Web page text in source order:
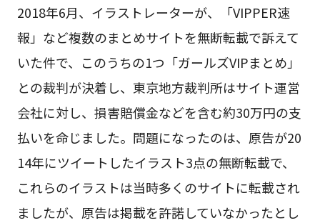
2018年6月、イラストレーターが、「VIPPER速
報」など複数のまとめサイトを無断転載で訴えて
いた件で、このうちの1つ「ガールズVIPまとめ」
との裁判が決着し、東京地方裁判所はサイト運営
会社に対し、損害賠償金などを含む約30万円の支
払いを命じました。問題になったのは、原告が20
14年にツイートしたイラスト3点の無断転載で、
これらのイラストは当時多くのサイトに転載され
ましたが、原告は掲載を許諾していなかったとし